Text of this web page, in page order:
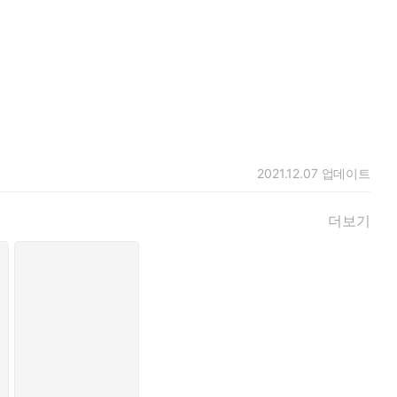
내려 애쓰는 손은 작고 보드랍기만 하여 무인의 힘을 당할
2021.12.07 업데이트
더보기